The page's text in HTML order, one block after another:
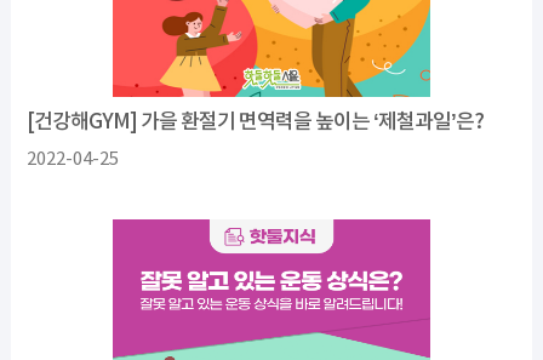
[건강해GYM] 가을 환절기 면역력을 높이는 ‘제철과일’은?
2022-04-25